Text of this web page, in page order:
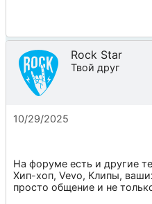
Rock Star
Твой друг
10/29/2025
На форуме есть и другие
Хип-хоп, Vevo, Клипы,
просто общение и не